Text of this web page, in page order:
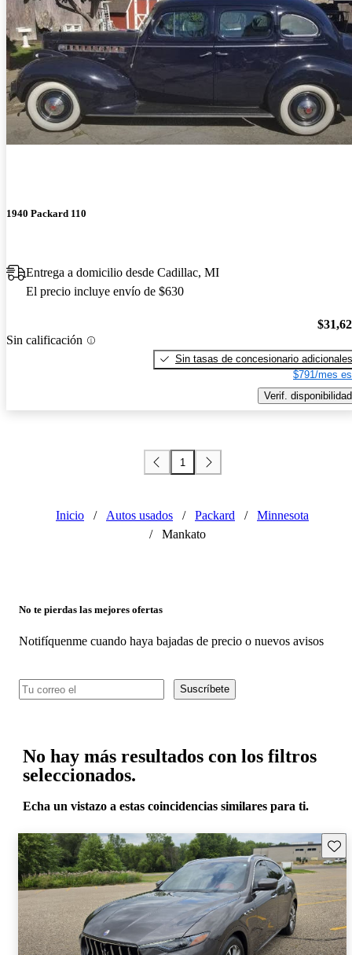
1940 Packard 110
Entrega a domicilio desde Cadillac, MI
El precio incluye envío de $630
Sin calificación
Sin tasas de concesionario adicionales
$791/mes
Verif. disponibilidad
1
Inicio / Autos usados / Packard /
Minnesota
/
Mankato
No te pierdas las mejores ofertas
Notifíquenme cuando haya bajadas de precio o nuevos avisos
Suscríbete
No hay más resultados con los filtros
seleccionados.
Echa un vistazo a estas coincidencias similares para ti.